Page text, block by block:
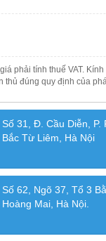
phải tính thuế VAT.
thủ đúng quy định của
Số 31, Đ. Cầu Diễn, P.
Bắc Từ Liêm, Hà Nội
Số 62, Ngõ 37, Tổ 3
Hoàng Mai, Hà Nội.